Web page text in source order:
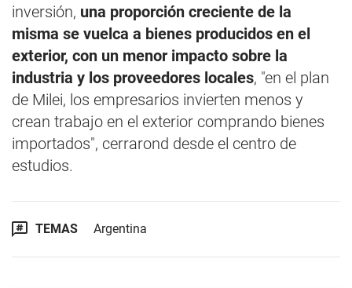
inversión, una proporción creciente de la
misma se vuelca a bienes producidos en el
exterior, con un menor impacto sobre la
industria y los proveedores locales, "en el plan
de Milei, los empresarios invierten menos y
crean trabajo en el exterior comprando bienes
importados", cerrarond desde el centro de
estudios.
TEMAS Argentina